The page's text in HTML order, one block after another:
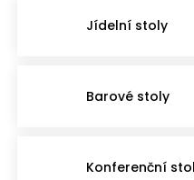
Jídelní stoly
Barové stoly
Konferenční